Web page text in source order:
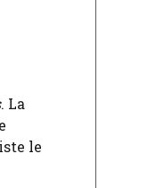
. La
le